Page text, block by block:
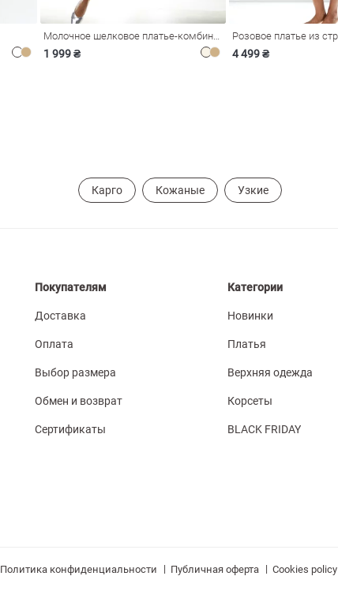
1 999 ₴ 4 499 ₴
Карго Кожаные Узкие
Покупателям
Доставка
Оплата
Выбор размера
Обмен и возврат
Сертификаты
Категории
Новинки
Платья
Верхняя одежда
Корсеты
BLACK FRIDAY
Политика конфиденциальности | Публичная оферта | Cookies policy